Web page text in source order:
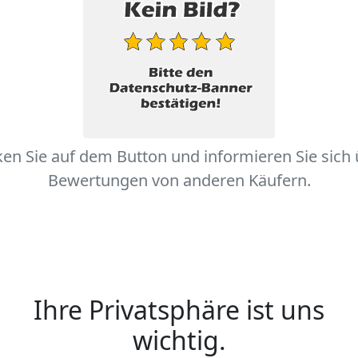
Sie auf dem Button und informieren Sie sich
Bewertungen von anderen Käufern.
Ihre Privatsphäre ist uns
wichtig.